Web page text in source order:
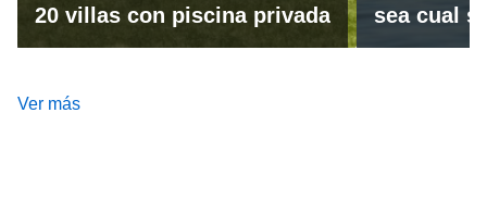
20 villas con piscina privada
sea cual
Ver más